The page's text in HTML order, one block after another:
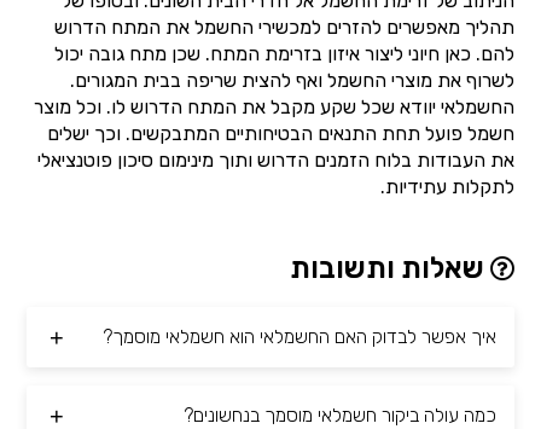
תהליך מאפשרים להזרים למכשירי החשמל את המתח הדרוש
להם. כאן חיוני ליצור איזון בזרימת המתח. שכן מתח גובה יכול
לשרוף את מוצרי החשמל ואף להצית שריפה בבית המגורים.
החשמלאי יוודא שכל שקע מקבל את המתח הדרוש לו. וכל מוצר
חשמל פועל תחת התנאים הבטיחותיים המתבקשים. וכך ישלים
את העבודות בלוח הזמנים הדרוש ותוך מינימום סיכון פוטנציאלי
לתקלות עתידיות.
שאלות ותשובות
איך אפשר לבדוק האם החשמלאי הוא חשמלאי מוסמך?
כמה עולה ביקור חשמלאי מוסמך בנחשונים?